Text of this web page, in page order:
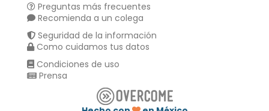
Preguntas más frecuentes
Recomienda a un colega
Seguridad de la información
Como cuidamos tus datos
Condiciones de uso
Prensa